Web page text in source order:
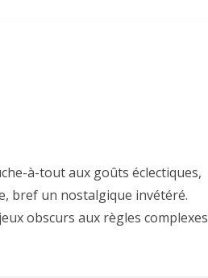
à-tout aux goûts éclectiques,
bref un nostalgique invétéré.
obscurs aux règles complexes